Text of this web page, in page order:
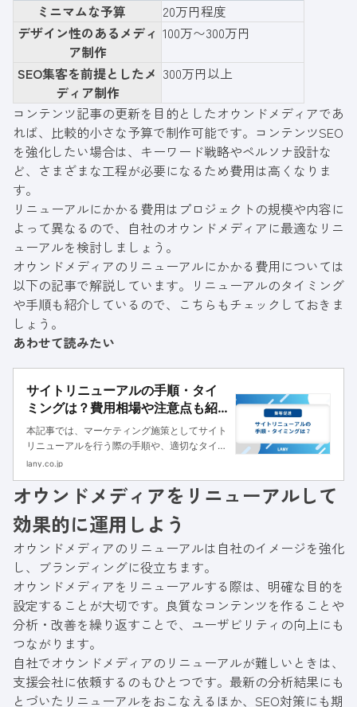
ミニマムな予算
20万円程度
デザイン性のあるメディ
ア制作
100万〜300万円
SEO集客を前提としたメ
ディア制作
300万円以上
コンテンツ記事の更新を目的としたオウンドメディアであ
れば、比較的小さな予算で制作可能です。コンテンツSEO
を強化したい場合は、キーワード戦略やペルソナ設計な
ど、さまざまな工程が必要になるため費用は高くなりま
す。
リニューアルにかかる費用はプロジェクトの規模や内容に
よって異なるので、自社のオウンドメディアに最適なリニ
ューアルを検討しましょう。
オウンドメディアのリニューアルにかかる費用については
以下の記事で解説しています。リニューアルのタイミング
や手順も紹介しているので、こちらもチェックしておきま
しょう。
あわせて読みたい
サイトリニューアルの手順・タイ
ミングは？費用相場や注意点も紹
介
本記事では、マーケティング施策としてサイト
リニューアルを行う際の手順や、適切なタイミ
ングについて解説します。費用相場や注意点も
ている方は参考にしてください。
lany.co.jp
オウンドメディアをリニューアルして
効果的に運用しよう
オウンドメディアのリニューアルは自社のイメージを強化
し、ブランディングに役立ちます。
オウンドメディアをリニューアルする際は、明確な目的を
設定することが大切です。良質なコンテンツを作ることや
分析・改善を繰り返すことで、ユーザビリティの向上にも
つながります。
自社でオウンドメディアのリニューアルが難しいときは、
支援会社に依頼するのもひとつです。最新の分析結果にも
とづいたリニューアルをおこなえるほか、SEO対策にも期